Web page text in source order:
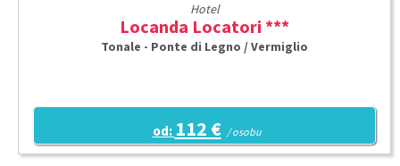
Hotel
Locanda Locatori ***
Tonale - Ponte di Legno / Vermiglio
od: 112 € / osobu